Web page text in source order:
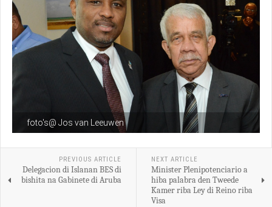
foto's@ Jos van Leeuwen
PREVIOUS ARTICLE
Delegacion di Islanan BES di
bishita na Gabinete di Aruba
NEXT ARTICLE
Minister Plenipotenciario a
hiba palabra den Tweede
Kamer riba Ley di Reino riba
Visa